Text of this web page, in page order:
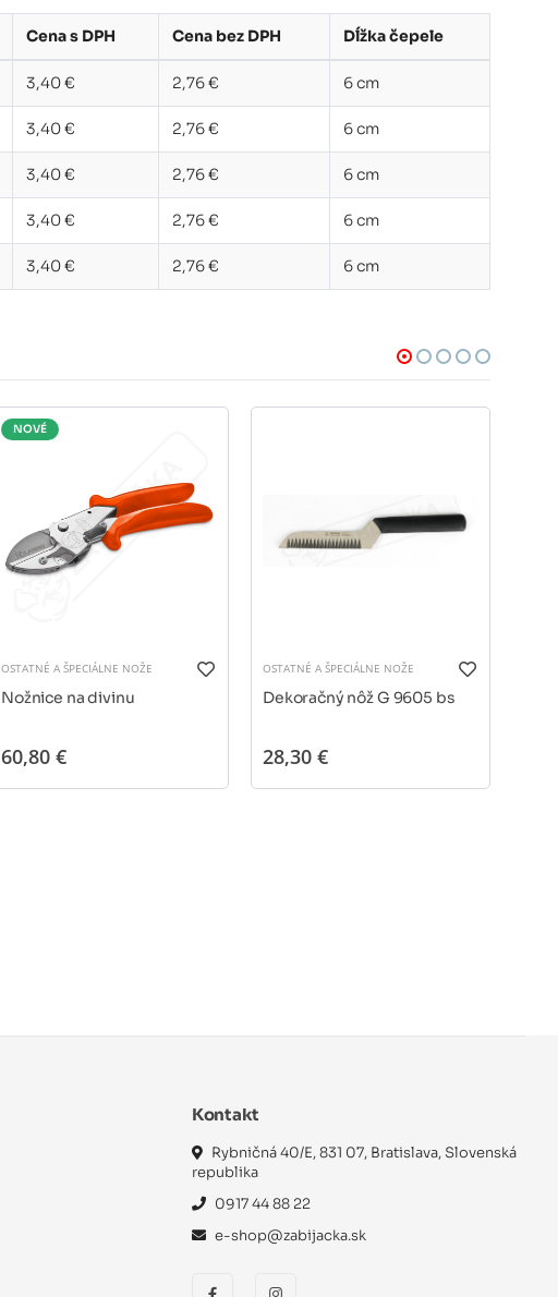
Cena s DPH Cena bez DPH Dĺžka čepele
3,40 € 2,76 € 6 cm
3,40 € 2,76 € 6 cm
3,40 € 2,76 € 6 cm
3,40 € 2,76 € 6 cm
3,40 € 2,76 € 6 cm
NOVÉ
OSTATNÉ A ŠPECIÁLNE NOŽE
Nožnice na divinu
60,80 €
OSTATNÉ A ŠPECIÁLNE NOŽE
Dekoračný nôž G 9605 bs
28,30 €
Kontakt
Rybničná 40/E, 831 07, Bratislava, Slovenská
republika
0917 44 88 22
e-shop@zabijacka.sk